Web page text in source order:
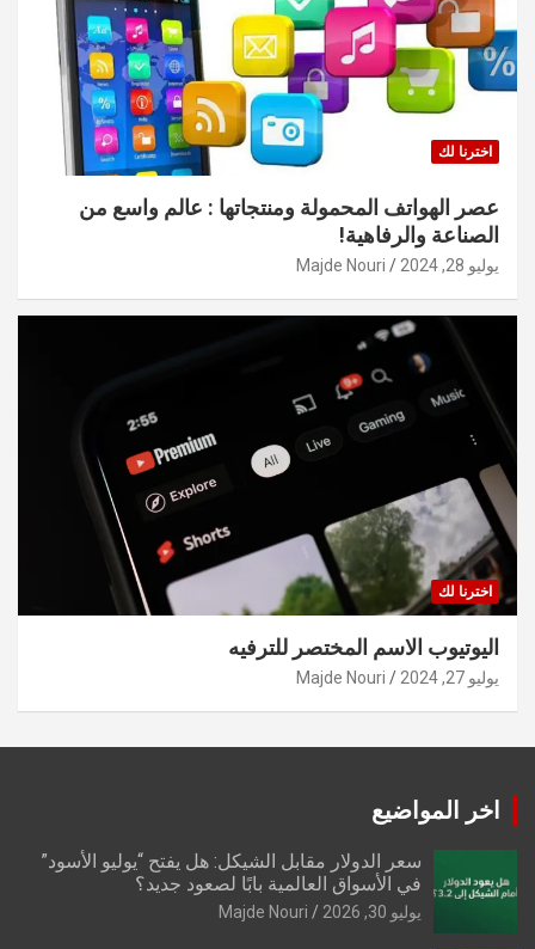
اخترنا لك
عصر الهواتف المحمولة ومنتجاتها : عالم واسع من
الصناعة والرفاهية!
يوليو 28, 2024 Majde Nouri
اخترنا لك
اليوتيوب الاسم المختصر للترفيه
يوليو 27, 2024 Majde Nouri
اخر المواضيع
سعر الدولار مقابل الشيكل: هل يفتح “يوليو الأسود”
في الأسواق العالمية بابًا لصعود جديد؟
يوليو 30, 2026 Majde Nouri